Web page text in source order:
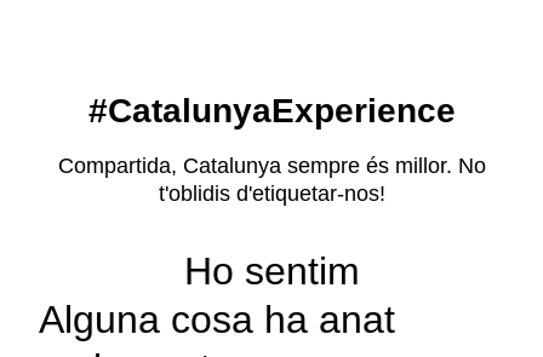
#CatalunyaExperience
Compartida, Catalunya sempre és millor. No
t'oblidis d'etiquetar-nos!
Ho sentim
Alguna cosa ha anat